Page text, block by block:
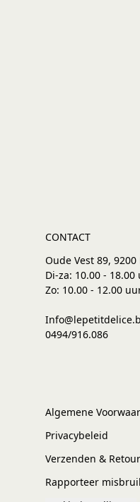
CONTACT
Oude Vest 89,
Di-za: 10.00 - 18.00
Zo: 10.00 - 12.00
0494/916.086
Algemene
Privacybeleid
Verzenden &
Rapporteer